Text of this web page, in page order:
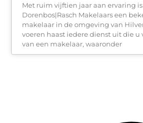
Met ruim vijftien jaar aan ervaring is
Dorenbos|Rasch Makelaars een
makelaar in de omgeving van
voeren haast iedere dienst uit die u
van een makelaar, waaronder